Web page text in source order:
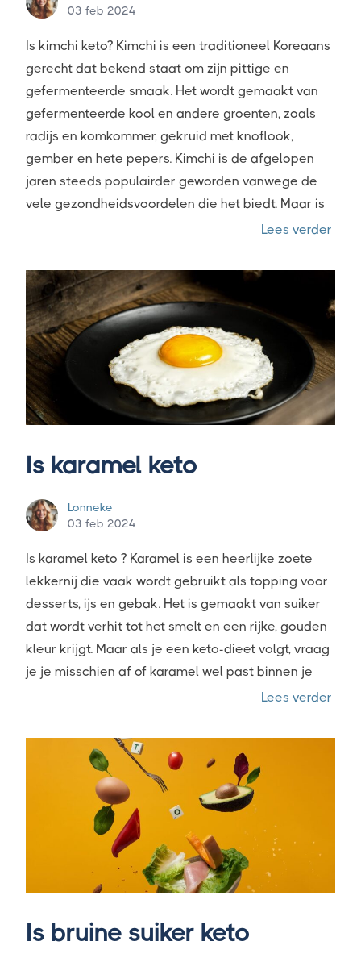
03 feb 2024
Is kimchi keto? Kimchi is een traditioneel Koreaans
gerecht dat bekend staat om zijn pittige en
gefermenteerde smaak. Het wordt gemaakt van
gefermenteerde kool en andere groenten, zoals
radijs en komkommer, gekruid met knoflook,
gember en hete pepers. Kimchi is de afgelopen
jaren steeds populairder geworden vanwege de
vele gezondheidsvoordelen die het biedt. Maar is
Lees verder
Is karamel keto
Lonneke
03 feb 2024
Is karamel keto ? Karamel is een heerlijke zoete
lekkernij die vaak wordt gebruikt als topping voor
desserts, ijs en gebak. Het is gemaakt van suiker
dat wordt verhit tot het smelt en een rijke, gouden
kleur krijgt. Maar als je een keto-dieet volgt, vraag
je je misschien af of karamel wel past binnen je
Lees verder
Is bruine suiker keto